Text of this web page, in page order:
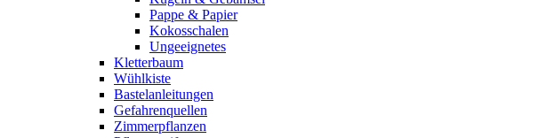
Pappe & Papier
Kokosschalen
Ungeeignetes
Kletterbaum
Wühlkiste
Bastelanleitungen
Gefahrenquellen
Zimmerpflanzen